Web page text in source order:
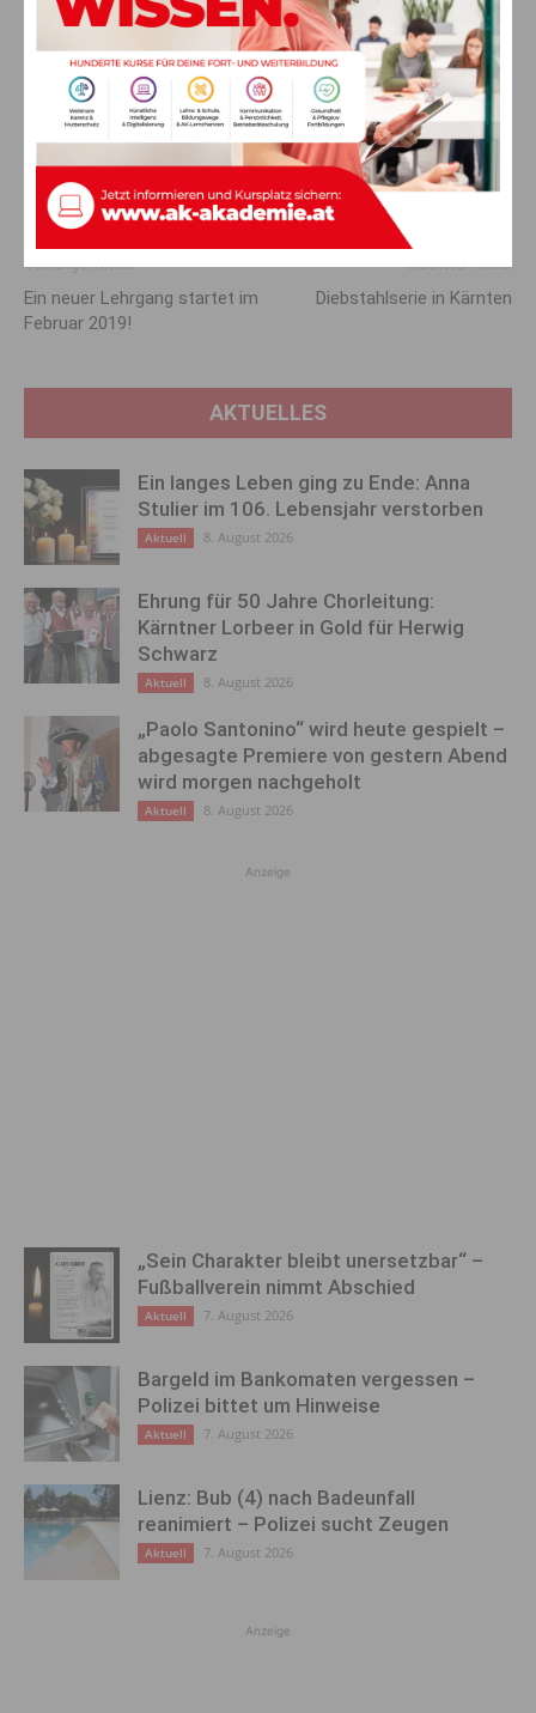
zurückblicken. So war sie für den Stella Award und dem Stück
„Und die Erde ist doch eine Scheibe“, in der Kategorie „beste
Produktion Kinderstücke“ nominiert. Viele Workshops,
Trainings und Tanzkurse zieren ihr umfassendes Portfolio, in
welchem deutlich spürbar wird, dass es sich bei ihrer
Performance um die Transparenz zu diversen Thematiken
handelt. Tanz stellt für die Künstlerin ein Ventil „des zum
Ausdruck bringens“ dar und schafft somit, dass ihre
Zuschauer über Grenzen gehen und neue Wege finden.
Vorheriger Artikel
Ein neuer Lehrgang startet im
Februar 2019!
Nächster Artikel
Diebstahlserie in Kärnten
AKTUELLES
Ein langes Leben ging zu Ende: Anna
Stulier im 106. Lebensjahr verstorben
Aktuell 8. August 2026
Ehrung für 50 Jahre Chorleitung:
Kärntner Lorbeer in Gold für Herwig
Schwarz
Aktuell 8. August 2026
„Paolo Santonino“ wird heute gespielt –
abgesagte Premiere von gestern Abend
wird morgen nachgeholt
Aktuell 8. August 2026
Anzeige
„Sein Charakter bleibt unersetzbar“ –
Fußballverein nimmt Abschied
Aktuell 7. August 2026
Bargeld im Bankomaten vergessen –
Polizei bittet um Hinweise
Aktuell 7. August 2026
Lienz: Bub (4) nach Badeunfall
reanimiert – Polizei sucht Zeugen
Aktuell 7. August 2026
Anzeige